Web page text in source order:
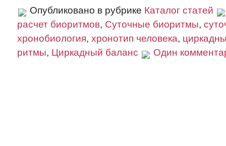
Опубликовано в рубрике Каталог статей
расчет биоритмов, Суточные биоритмы,
хронобиология, хронотип человека,
ритмы, Циркадный баланс Один